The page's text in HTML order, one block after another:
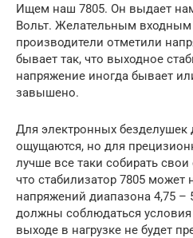
Ищем наш 7805. Он выдает
Вольт. Желательным
производители отметили
бывает так, что выходное
напряжение иногда бывает
завышено.
Для электронных безделушек
ощущаются, но для
лучше все таки собирать
что стабилизатор 7805
напряжений диапазона 4,75 –
должны соблюдаться условия
выходе в нагрузке не будет